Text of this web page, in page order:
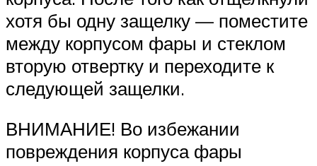
хотя бы одну защелку — поместите
между корпусом фары и стеклом
вторую отвертку и переходите к
следующей защелки.
ВНИМАНИЕ! Во избежании
повреждения корпуса фары